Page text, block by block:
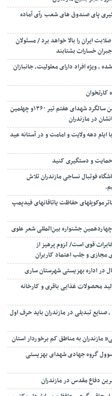
گیری پای صندوق های شعب رآی آماده
ایران را بالا خواهد برد / مسئولان
خسارات بشتابند
افراد دارای معلولیت، جانبازان
برگزاری مراسم گرامیداشت چهل و سومین سالگرد شهدای هفتم تیر ۱۳۶۰و چهلمین
در مازندران
ایام دهه ولایت و امامت و در آستانه عید
حمایت و دستگیری کنید
فوتبال نساجی مازندران تلاش
حفاظت یاتاقانهای فیدپمپ
چهاردهمین جشنواره بین‌المللی شعر علوی
قوی است/ لزوم پرهیز از
و جلب اعتماد کاربران
در اداره بهزیستی شهرستان ساری
محصولات غذایی باقری و کارخانه
تبدیلی در مازندران باید حرف اول
مسوول گروه جهادی شهدای بهزیستی
دفاع مقدس در مازندران